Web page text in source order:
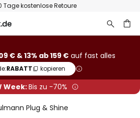
Tage kostenlose Retoure
€ & 13% ab 159 €auf fast alles
RABATT kopieren
Week:Bis zu -70%
Plug & Shine